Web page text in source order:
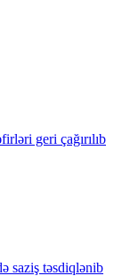
geri çağırılıb
saziş təsdiqlənib